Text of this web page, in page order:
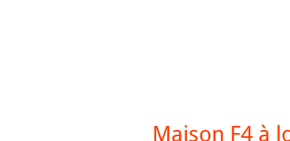
Maison F4 à